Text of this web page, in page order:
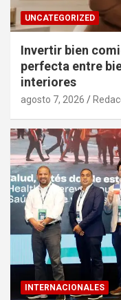
UNCATEGORIZED
Invertir bien
perfecta entre
interiores
agosto 7, 2026
INTERNACIONALES